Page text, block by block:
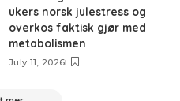
ukers norsk julestress og
overkos faktisk gjør med
metabolismen
July 11, 2026